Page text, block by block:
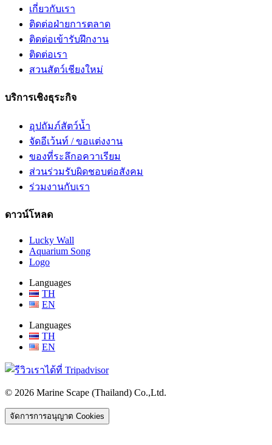
เกี่ยวกับเรา
ติดต่อฝ่ายการตลาด
ติดต่อเข้ารับฝึกงาน
ติดต่อเรา
สวนสัตว์เชียงใหม่
บริการเชิงธุระกิจ
อุปถัมภ์สัตว์น้ำ
จัดอีเว้นท์ / ขอแต่งงาน
ของที่ระลึกอควาเรียม
ส่วนร่วมรับผิดชอบต่อสังคม
ร่วมงานกับเรา
ดาวน์โหลด
Lucky Wall
Aquarium Song
Logo
Languages
TH
EN
Languages
TH
EN
© 2026 Marine Scape (Thailand) Co.,Ltd.
จัดการการอนุญาต Cookies